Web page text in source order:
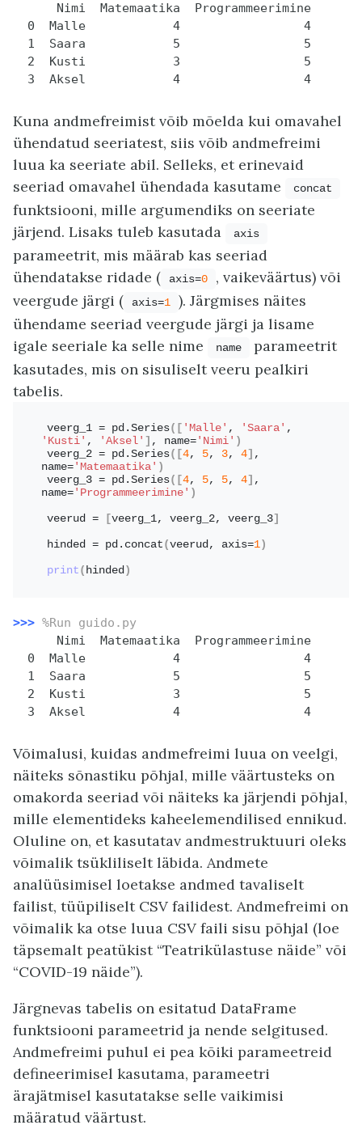
      Nimi  Matemaatika  Programmeerimine
  0  Malle            4                 4
  1  Saara            5                 5
  2  Kusti            3                 5
Kuna andmefreimist võib mõelda kui omavahel
ühendatud seeriatest, siis võib andmefreimi
luua ka seeriate abil. Selleks, et erinevaid
seeriad omavahel ühendada kasutame
concat
funktsiooni, mille argumendiks on seeriate
järjend. Lisaks tuleb kasutada
axis
parameetrit, mis määrab kas seeriad
ühendatakse ridade (
axis=0
, vaikeväärtus) või
veergude järgi (
axis=1
). Järgmises näites
ühendame seeriad veergude järgi ja lisame
igale seeriale ka selle nime
name
parameetrit
kasutades, mis on sisuliselt veeru pealkiri
tabelis.
veerg_1 = pd. Series([ 'Malle' , 'Saara'
'Kusti' , 'Aksel' ] , name= 'Nimi' )
veerg_2 = pd. Series([4, 5, 3, 4] ,
name= 'Matemaatika' )
veerg_3 = pd. Series([4, 5, 5, 4] ,
name= 'Programmeerimine' )
veerud = [veerg_1, veerg_2, veerg_3]
hinded = pd. concat (veerud, axis=1 )
print ( hinded )
>>> %Run guido.py
      Nimi  Matemaatika  Programmeerimine
  0  Malle            4                 4
  1  Saara            5                 5
  2  Kusti            3                 5
  3  Aksel            4                 4
Võimalusi, kuidas andmefreimi luua on veelgi,
näiteks sõnastiku põhjal, mille väärtusteks on
omakorda seeriad või näiteks ka järjendi põhjal,
mille elementideks kaheelemendilised ennikud.
Oluline on, et kasutatav andmestruktuuri oleks
võimalik tsükliliselt läbida. Andmete
analüüsimisel loetakse andmed tavaliselt
failist, tüüpiliselt CSV failidest. Andmefreimi on
võimalik ka otse luua CSV faili sisu põhjal (loe
täpsemalt peatükist “Teatrikülastuse näide” või
“COVID-19 näide”).
Järgnevas tabelis on esitatud DataFrame
funktsiooni parameetrid ja nende selgitused.
Andmefreimi puhul ei pea kõiki parameetreid
defineerimisel kasutama, parameetri
ärajätmisel kasutatakse selle vaikimisi
määratud väärtust.